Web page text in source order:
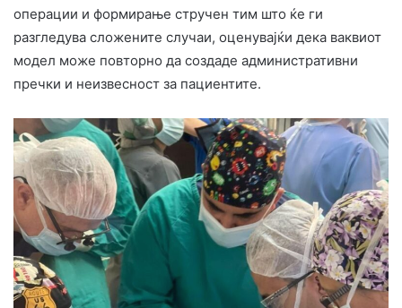
операции и формирање стручен тим што ќе ги
разгледува сложените случаи, оценувајќи дека ваквиот
модел може повторно да создаде административни
пречки и неизвесност за пациентите.